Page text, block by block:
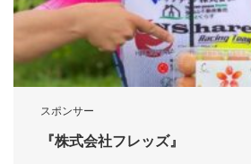
スポンサー
『株式会社フレッズ』